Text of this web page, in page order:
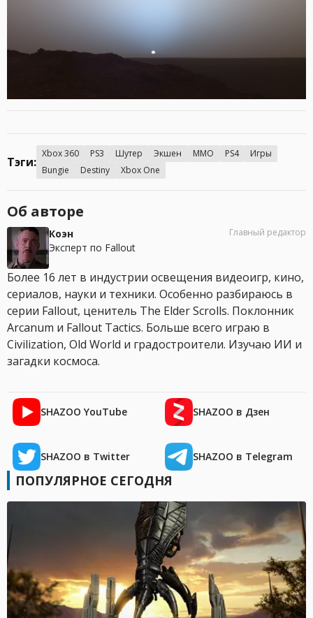
Тэги:
Xbox 360 PS3 Шутер Экшен MMO PS4
Игры
Bungie
Destiny Xbox One
Об авторе
Коэн
Эксперт по Fallout
Главный редактор
Более 16 лет в индустрии освещения видеоигр, кино,
сериалов, науки и техники. Особенно разбираюсь в
серии Fallout, ценитель The Elder Scrolls. Поклонник
Arcanum и Fallout Tactics. Больше всего играю в
Civilization, Old World и градостроители. Изучаю ИИ и
загадки космоса.
SHAZOO YouTube SHAZOO в Дзен
SHAZOO в Twitter SHAZOO в Telegram
ПОПУЛЯРНОЕ СЕГОДНЯ